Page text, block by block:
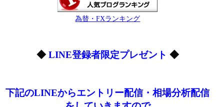
為替・FXランキング
◆ LINE登録者限定プレゼント ◆
下記のLINEからエントリー配信・相場分析配信